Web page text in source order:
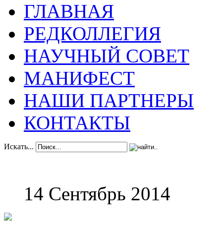
ГЛАВНАЯ
РЕДКОЛЛЕГИЯ
НАУЧНЫЙ СОВЕТ
МАНИФЕСТ
НАШИ ПАРТНЕРЫ
КОНТАКТЫ
Искать...
14 Сентябрь 2014